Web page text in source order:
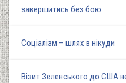
завершитись без бою
Соціалізм – шлях в нікуди
Візит Зеленського до США